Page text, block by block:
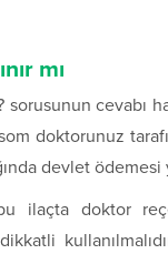
mı
sorusunun cevabı
doktorunuz
devlet ödemesi
doktor